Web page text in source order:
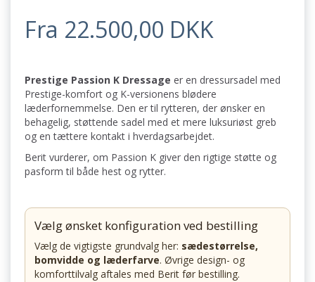
Fra 22.500,00 DKK
Prestige Passion K Dressage er en dressursadel med
Prestige-komfort og K-versionens blødere
læderfornemmelse. Den er til rytteren, der ønsker en
behagelig, støttende sadel med et mere luksuriøst greb
og en tættere kontakt i hverdagsarbejdet.
Berit vurderer, om Passion K giver den rigtige støtte og
pasform til både hest og rytter.
Vælg ønsket konfiguration ved bestilling
Vælg de vigtigste grundvalg her: sædestørrelse,
bomvidde og læderfarve. Øvrige design- og
komforttilvalg aftales med Berit før bestilling.